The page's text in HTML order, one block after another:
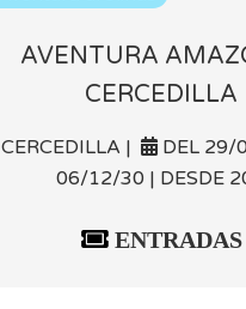
AVENTURA
CERCEDILLA
CERCEDILLA |
DEL 29/
06/12/30 | DESDE
ENTRADAS